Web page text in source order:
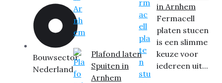
Bouwsector
Nederland
Plafond laten
Spuiten in
Arnhem
in Arnhem
Fermacell
platen stucen
is een slimme
keuze voor
iedereen uit...